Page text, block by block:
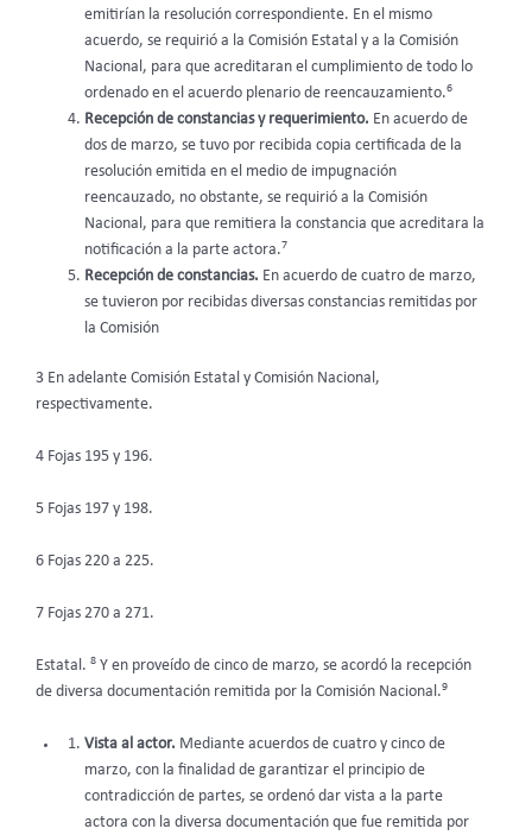
emitirían la resolución correspondiente. En el mismo
acuerdo, se requirió a la Comisión Estatal y a la Comisión
Nacional, para que acreditaran el cumplimiento de todo lo
ordenado en el acuerdo plenario de reencauzamiento.6
Recepción de constancias y requerimiento. En acuerdo de
dos de marzo, se tuvo por recibida copia certificada de la
resolución emitida en el medio de impugnación
reencauzado, no obstante, se requirió a la Comisión
Nacional, para que remitiera la constancia que acreditara la
notificación a la parte actora.7
Recepción de constancias. En acuerdo de cuatro de marzo,
se tuvieron por recibidas diversas constancias remitidas por
la Comisión
3 En adelante Comisión Estatal y Comisión Nacional,
respectivamente.
4 Fojas 195 y 196.
5 Fojas 197 y 198.
6 Fojas 220 a 225.
7 Fojas 270 a 271.
Estatal. 8 Y en proveído de cinco de marzo, se acordó la recepción
de diversa documentación remitida por la Comisión Nacional.9
Vista al actor. Mediante acuerdos de cuatro y cinco de
marzo, con la finalidad de garantizar el principio de
contradicción de partes, se ordenó dar vista a la parte
actora con la diversa documentación que fue remitida por